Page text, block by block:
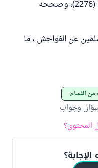
فَدَعُوا الرِّبَا ، وَالرِّيبَةَ ) رواه ابن ماجة (2276)، وصححه
عن الفواحش ، ما
من النساء
وجواب